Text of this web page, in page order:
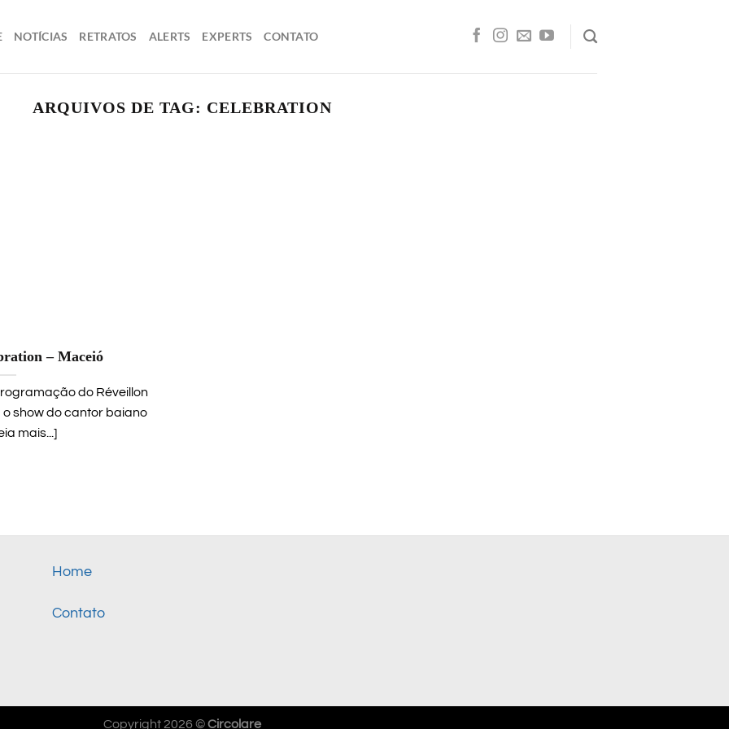
NOTÍCIAS RETRATOS ALERTS EXPERTS CONTATO
ARQUIVOS DE TAG: CELEBRATION
– Maceió
do Réveillon
show do cantor baiano
mais...]
Home
Contato
Copyright 2026 ©Circolare